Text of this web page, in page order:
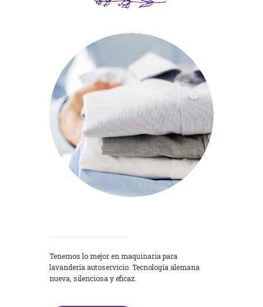
Tenemos lo mejor en maquinaria para
lavandería autoservicio. Tecnología alemana
nueva, silenciosa y eficaz.